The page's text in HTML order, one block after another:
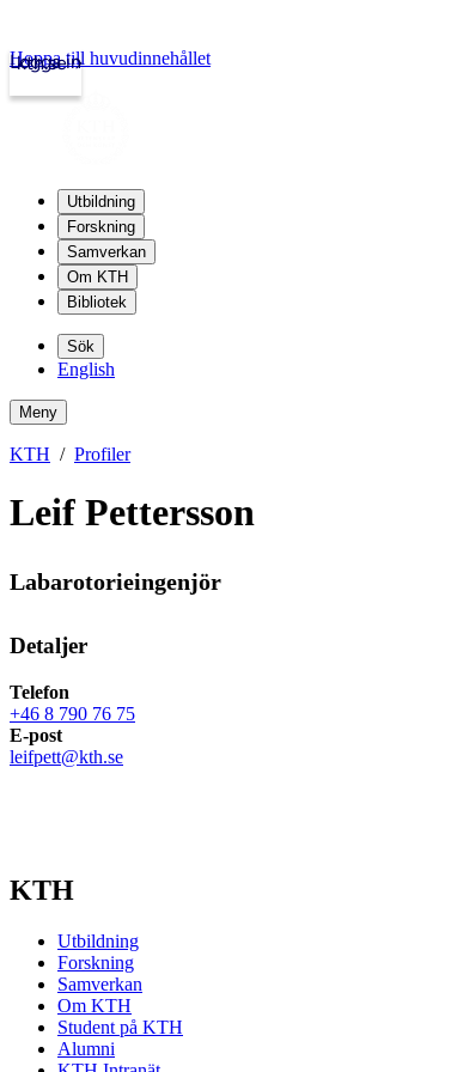
kth.se
Logga in
Hoppa till huvudinnehållet
Utbildning
Forskning
Samverkan
Om KTH
Bibliotek
Sök
English
Meny
KTH Profiler
Leif Pettersson
Labarotorieingenjör
Detaljer
Telefon
+46 8 790 76 75
E-post
leifpett@kth.se
KTH
Utbildning
Forskning
Samverkan
Om KTH
Student på KTH
Alumni